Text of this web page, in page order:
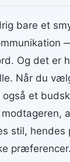
bare et
Og det er
Når du
et
stil, hendes
præferencer.